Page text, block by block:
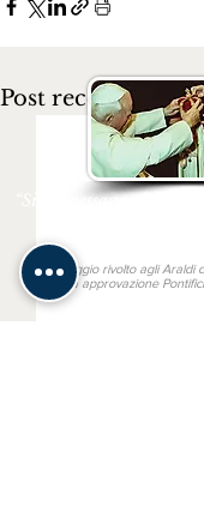
Post recenti
“Siate messaggeri del
Messaggio rivolto agli Araldi
della approvazione